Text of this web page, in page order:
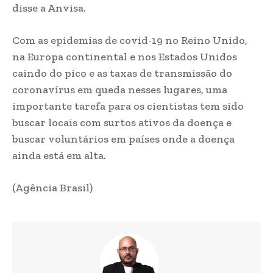
disse a Anvisa.
Com as epidemias de covid-19 no Reino Unido,
na Europa continental e nos Estados Unidos
caindo do pico e as taxas de transmissão do
coronavírus em queda nesses lugares, uma
importante tarefa para os cientistas tem sido
buscar locais com surtos ativos da doença e
buscar voluntários em países onde a doença
ainda está em alta.
(Agência Brasil)